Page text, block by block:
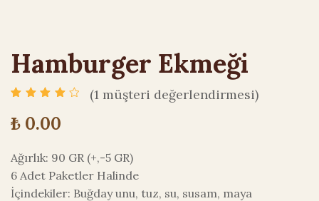
Hamburger Ekmeği
puanına
dayanarak 5
aldı
(1 müşteri değerlendirmesi)
₺ 0.00
Ağırlık: 90 GR (+,-5 GR)
6 Adet Paketler Halinde
İçindekiler: Buğday unu, tuz, su, susam, maya